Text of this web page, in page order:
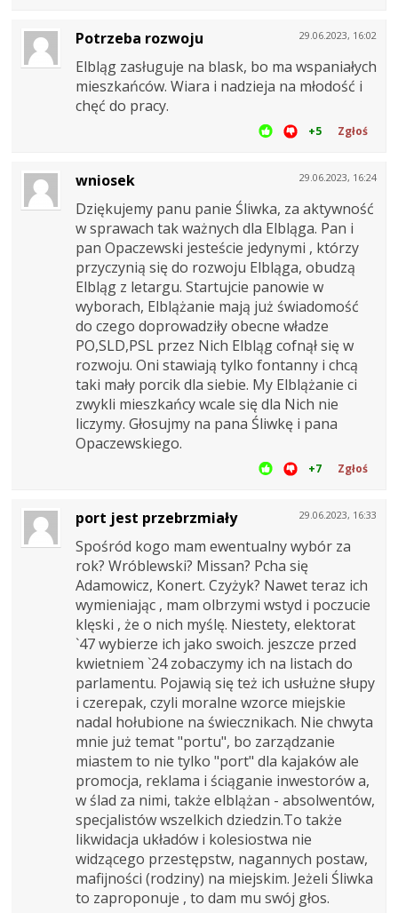
29.06.2023, 16:02
Potrzeba rozwoju
Elbląg zasługuje na blask, bo ma wspaniałych
mieszkańców. Wiara i nadzieja na młodość i
chęć do pracy.
+5 Zgłoś
29.06.2023, 16:24
wniosek
Dziękujemy panu panie Śliwka, za aktywność
w sprawach tak ważnych dla Elbląga. Pan i
pan Opaczewski jesteście jedynymi , którzy
przyczynią się do rozwoju Elbląga, obudzą
Elbląg z letargu. Startujcie panowie w
wyborach, Elblążanie mają już świadomość
do czego doprowadziły obecne władze
PO,SLD,PSL przez Nich Elbląg cofnął się w
rozwoju. Oni stawiają tylko fontanny i chcą
taki mały porcik dla siebie. My Elblążanie ci
zwykli mieszkańcy wcale się dla Nich nie
liczymy. Głosujmy na pana Śliwkę i pana
Opaczewskiego.
+7 Zgłoś
29.06.2023, 16:33
port jest przebrzmiały
Spośród kogo mam ewentualny wybór za
rok? Wróblewski? Missan? Pcha się
Adamowicz, Konert. Czyżyk? Nawet teraz ich
wymieniając , mam olbrzymi wstyd i poczucie
klęski , że o nich myślę. Niestety, elektorat
`47 wybierze ich jako swoich. jeszcze przed
kwietniem `24 zobaczymy ich na listach do
parlamentu. Pojawią się też ich usłużne słupy
i czerepak, czyli moralne wzorce miejskie
nadal hołubione na świecznikach. Nie chwyta
mnie już temat "portu", bo zarządzanie
miastem to nie tylko "port" dla kajaków ale
promocja, reklama i ściąganie inwestorów a,
w ślad za nimi, także elblążan - absolwentów,
specjalistów wszelkich dziedzin.To także
likwidacja układów i kolesiostwa nie
widzącego przestępstw, nagannych postaw,
mafijności (rodziny) na miejskim. Jeżeli Śliwka
to zaproponuje , to dam mu swój głos.